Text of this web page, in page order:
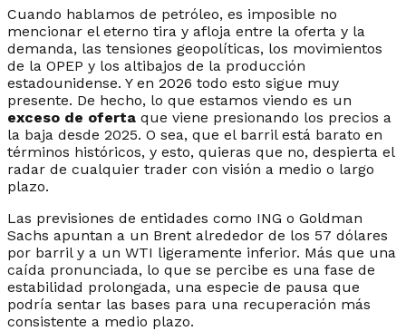
Cuando hablamos de petróleo, es imposible no
mencionar el eterno tira y afloja entre la oferta y la
demanda, las tensiones geopolíticas, los movimientos
de la OPEP y los altibajos de la producción
estadounidense. Y en 2026 todo esto sigue muy
presente. De hecho, lo que estamos viendo es un
exceso de oferta que viene presionando los precios a
la baja desde 2025. O sea, que el barril está barato en
términos históricos, y esto, quieras que no, despierta el
radar de cualquier trader con visión a medio o largo
plazo.
Las previsiones de entidades como ING o Goldman
Sachs apuntan a un Brent alrededor de los 57 dólares
por barril y a un WTI ligeramente inferior. Más que una
caída pronunciada, lo que se percibe es una fase de
estabilidad prolongada, una especie de pausa que
podría sentar las bases para una recuperación más
consistente a medio plazo.